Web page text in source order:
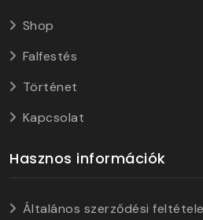
Shop
Falfestés
Történet
Kapcsolat
Hasznos információk
Általános szerződési